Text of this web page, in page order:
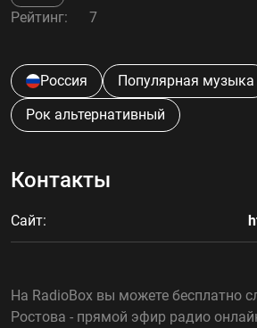
Добавить радиостанцию
Конфиденциальность
Рейтинг: 7
Россия
Популярная музыка
Рок альтернативный
Контакты
Сайт:
На RadioBox вы можете бесплатно
Ростова - прямой эфир радио